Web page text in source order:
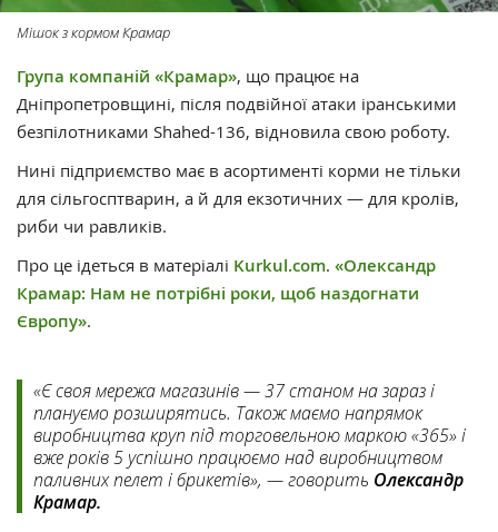
Мішок з кормом Крамар
Група компаній «Крамар», що працює на
Дніпропетровщині, після подвійної атаки іранськими
безпілотниками Shahed-136, відновила свою роботу.
Нині підприємство має в асортименті корми не тільки
для сільгосптварин, а й для екзотичних — для кролів,
риби чи равликів.
Про це ідеться в матеріалі Kurkul.com. «Олександр
Крамар: Нам не потрібні роки, щоб наздогнати
Європу».
«Є своя мережа магазинів — 37 станом на зараз і
плануємо розширятись. Також маємо напрямок
виробництва круп під торговельною маркою «365» і
вже років 5 успішно працюємо над виробництвом
паливних пелет і брикетів», — говорить Олександр
Крамар.